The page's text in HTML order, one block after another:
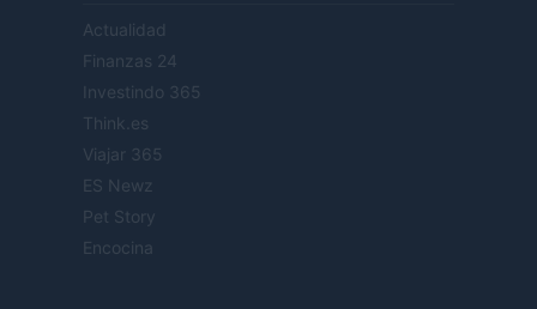
Actualidad
Finanzas 24
Investindo 365
Think.es
Viajar 365
ES Newz
Pet Story
Encocina